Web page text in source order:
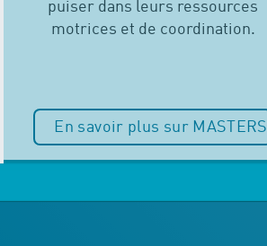
puiser dans leurs ressources
motrices et de coordination.
En savoir plus sur MASTERS